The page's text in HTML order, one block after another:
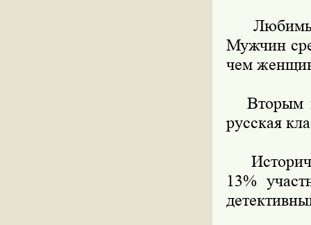
Любимым
Мужчин
чем
Вторым
русская
13%